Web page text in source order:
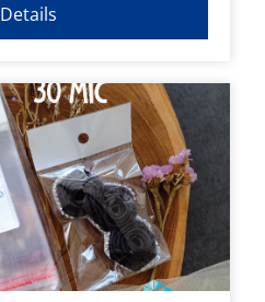
Details